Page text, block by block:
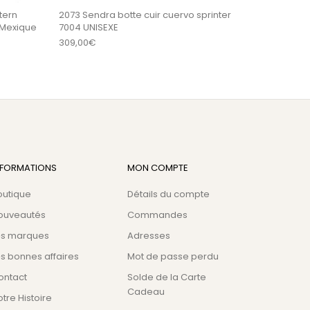
à 179,00€
2073 Sendra botte cuir cuervo sprinter
7004 UNISEXE
309,00€
marques
bonnes affaires
Histoire
MON COMPTE
Détails du compte
Commandes
Adresses
Mot de passe perdu
Solde de la Carte
Cadeau